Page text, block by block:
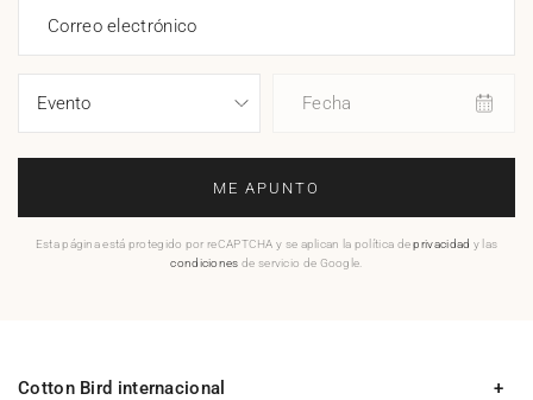
Correo electrónico
Fecha
ME APUNTO
Esta página está protegido por reCAPTCHA y se aplican la política deprivacidad y las
condiciones de servicio de Google.
Cotton Bird internacional